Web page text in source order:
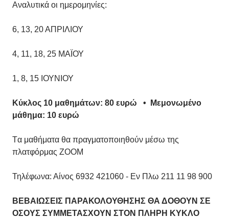
Αναλυτικά οι ημερομηνίες:
6, 13, 20 ΑΠΡΙΛΙΟΥ
4, 11, 18, 25 ΜΑΪΟΥ
1, 8, 15 ΙΟΥΝΙΟΥ
Κύκλος 10 μαθημάτων: 80 ευρώ • Μεμονωμένο
μάθημα: 10 ευρώ
Tα μαθήματα θα πραγματοποιηθούν μέσω της
πλατφόρμας ZOOM
Τηλέφωνα: Αίνος 6932 421060 - Εν Πλω 211 11 98 900
ΒΕΒΑΙΩΣΕΙΣ ΠΑΡΑΚΟΛΟΥΘΗΣΗΣ ΘΑ ΔΟΘΟΥΝ ΣΕ
ΟΣΟΥΣ ΣΥΜΜΕΤΑΣΧΟΥΝ ΣΤΟΝ ΠΛΗΡΗ ΚΥΚΛΟ